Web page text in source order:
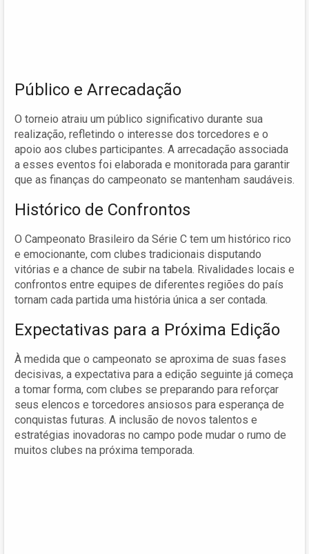
Público e Arrecadação
O torneio atraiu um público significativo durante sua
realização, refletindo o interesse dos torcedores e o
apoio aos clubes participantes. A arrecadação associada
a esses eventos foi elaborada e monitorada para garantir
que as finanças do campeonato se mantenham saudáveis.
Histórico de Confrontos
O Campeonato Brasileiro da Série C tem um histórico rico
e emocionante, com clubes tradicionais disputando
vitórias e a chance de subir na tabela. Rivalidades locais e
confrontos entre equipes de diferentes regiões do país
tornam cada partida uma história única a ser contada.
Expectativas para a Próxima Edição
À medida que o campeonato se aproxima de suas fases
decisivas, a expectativa para a edição seguinte já começa
a tomar forma, com clubes se preparando para reforçar
seus elencos e torcedores ansiosos para esperança de
conquistas futuras. A inclusão de novos talentos e
estratégias inovadoras no campo pode mudar o rumo de
muitos clubes na próxima temporada.